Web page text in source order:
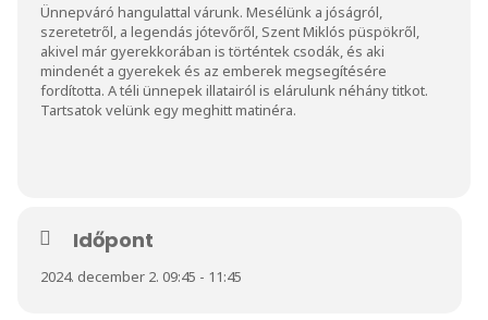
Ünnepváró hangulattal várunk. Mesélünk a jóságról,
szeretetről, a legendás jótevőről, Szent Miklós püspökről,
akivel már gyerekkorában is történtek csodák, és aki
mindenét a gyerekek és az emberek megsegítésére
fordította. A téli ünnepek illatairól is elárulunk néhány titkot.
Tartsatok velünk egy meghitt matinéra.
Időpont
2024. december 2. 09:45 - 11:45